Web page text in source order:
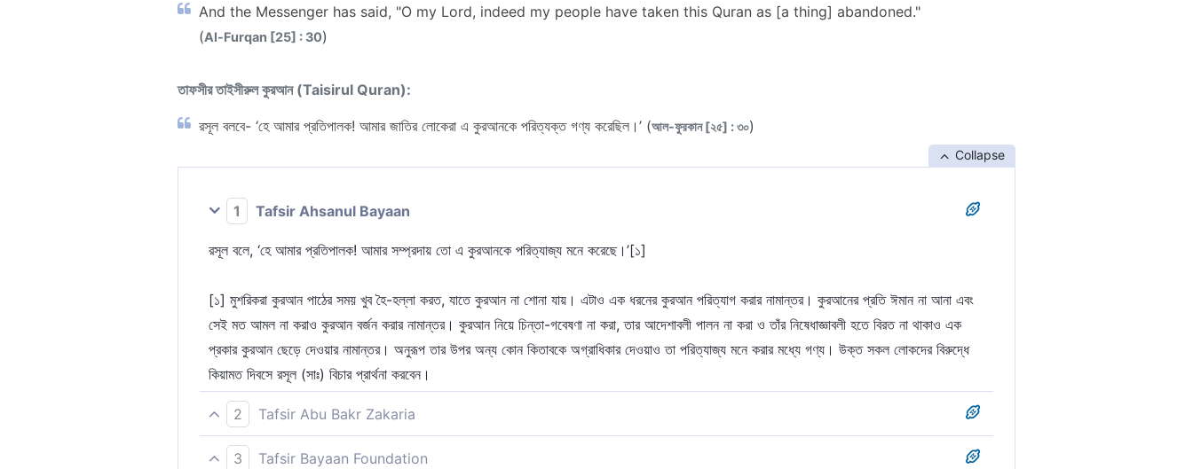
And the Messenger has said, "O my Lord, indeed my people have taken this Quran as [a thing] abandoned."
(Al-Furqan [25] : 30)
তাফসীর তাইসীরুল কুরআন (Taisirul Quran):
রসূল বলবে- ‘হে আমার প্রতিপালক! আমার জাতির লোকেরা এ কুরআনকে পরিত্যক্ত গণ্য করেছিল।’ (আল-ফুরকান [২৫] : ৩০)
Collapse
1 Tafsir Ahsanul Bayaan
রসূল বলে, ‘হে আমার প্রতিপালক! আমার সম্প্রদায় তো এ কুরআনকে পরিত্যাজ্য মনে করেছে।’[১]
[১] মুশরিকরা কুরআন পাঠের সময় খুব হৈ-হল্লা করত, যাতে কুরআন না শোনা যায়। এটাও এক ধরনের কুরআন পরিত্যাগ করার নামান্তর। কুরআনের প্রতি ঈমান না আনা এবং
সেই মত আমল না করাও কুরআন বর্জন করার নামান্তর। কুরআন নিয়ে চিন্তা-গবেষণা না করা, তার আদেশাবলী পালন না করা ও তাঁর নিষেধাজ্ঞাবলী হতে বিরত না থাকাও এক
প্রকার কুরআন ছেড়ে দেওয়ার নামান্তর। অনুরূপ তার উপর অন্য কোন কিতাবকে অগ্রাধিকার দেওয়াও তা পরিত্যাজ্য মনে করার মধ্যে গণ্য। উক্ত সকল লোকদের বিরুদ্ধে
কিয়ামত দিবসে রসূল (সাঃ) বিচার প্রার্থনা করবেন।
2 Tafsir Abu Bakr Zakaria
আর রাসূল বললেন, ‘হে আমার রব! আমার সম্প্রদায় তো এ কুরআনকে পরিত্যাজ্য সাব্যস্ত করেছে।’
3 Tafsir Bayaan Foundation